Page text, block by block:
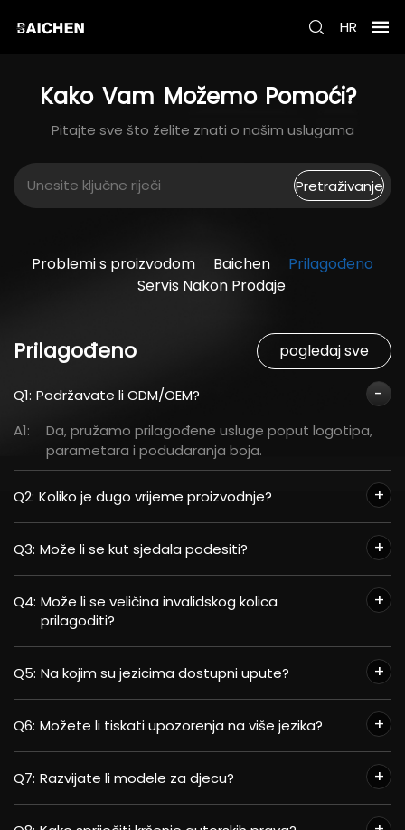
HR
Kako Vam Možemo Pomoći?
Pitajte sve što želite znati o našim uslugama
Pretraživanje
Problemi s proizvodom Baichen
Prilagođeno
Servis Nakon Prodaje
Prilagođeno pogledaj sve
Q1: Podržavate li ODM/OEM?
A1:
Da, pružamo prilagođene usluge poput logotipa,
parametara i podudaranja boja.
Q2: Koliko je dugo vrijeme proizvodnje?
Q3: Može li se kut sjedala podesiti?
Q4: Može li se veličina invalidskog kolica
prilagoditi?
Q5: Na kojim su jezicima dostupni upute?
Q6: Možete li tiskati upozorenja na više jezika?
Q7: Razvijate li modele za djecu?